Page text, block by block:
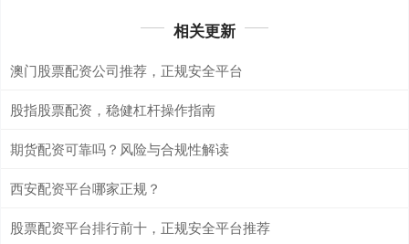
相关更新
澳门股票配资公司推荐，正规安全平台
股指股票配资，稳健杠杆操作指南
期货配资可靠吗？风险与合规性解读
西安配资平台哪家正规？
股票配资平台排行前十，正规安全平台推荐